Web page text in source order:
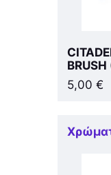
5,00 €